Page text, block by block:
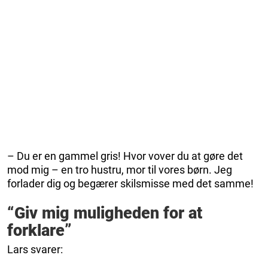
– Du er en gammel gris! Hvor vover du at gøre det
mod mig – en tro hustru, mor til vores børn. Jeg
forlader dig og begærer skilsmisse med det samme!
“Giv mig muligheden for at
forklare”
Lars svarer: